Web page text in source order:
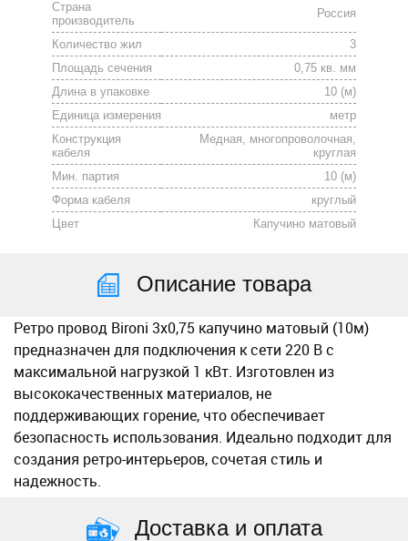
Страна
производитель
Россия
Количество жил
3
Площадь сечения
0,75 кв. мм
Длина в упаковке
10 (м)
Единица измерения
метр
Конструкция
кабеля
Медная, многопроволочная,
круглая
Мин. партия
10 (м)
Форма кабеля
круглый
Цвет
Капучино матовый
Описание товара
Ретро провод Bironi 3х0,75 капучино матовый (10м)
предназначен для подключения к сети 220 В с
максимальной нагрузкой 1 кВт. Изготовлен из
высококачественных материалов, не
поддерживающих горение, что обеспечивает
безопасность использования. Идеально подходит для
создания ретро-интерьеров, сочетая стиль и
надежность.
Доставка и оплата